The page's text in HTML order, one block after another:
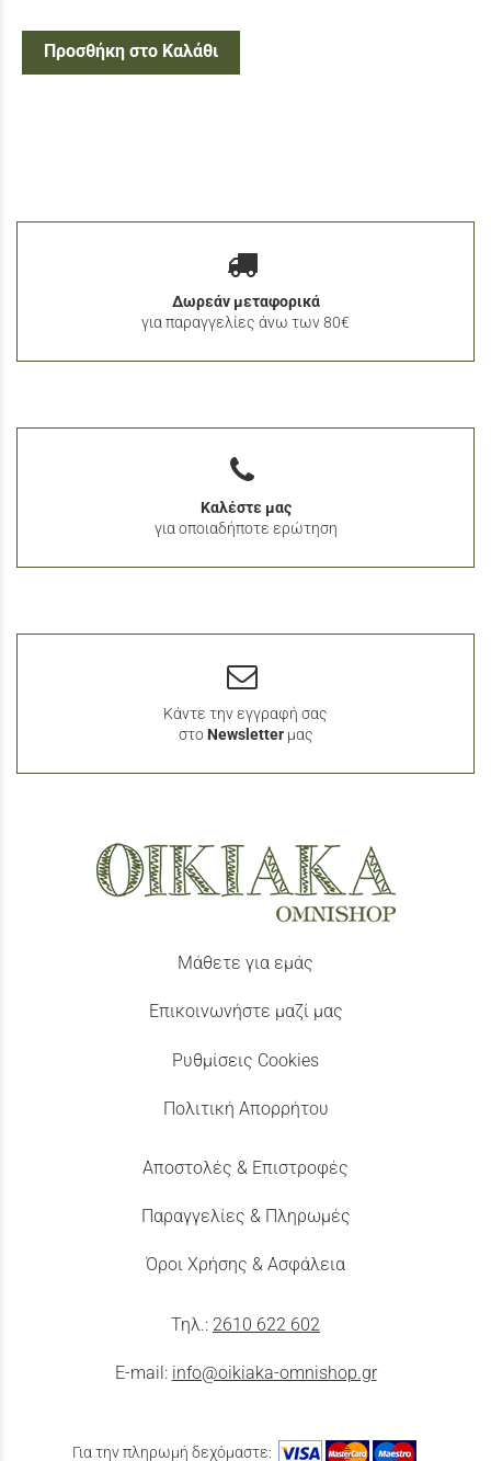
Προσθήκη στο Καλάθι
Δωρεάν μεταφορικά
για παραγγελίες άνω των 80€
Καλέστε μας
για οποιαδήποτε ερώτηση
Κάντε την εγγραφή σας
στο Newsletterμας
Μάθετε για εμάς
Επικοινωνήστε μαζί μας
Ρυθμίσεις Cookies
Πολιτική Απορρήτου
Αποστολές & Επιστροφές
Παραγγελίες & Πληρωμές
Όροι Χρήσης & Ασφάλεια
Τηλ.: 2610 622 602
E-mail: info@oikiaka-omnishop.gr
Για την πληρωμή δεχόμαστε: